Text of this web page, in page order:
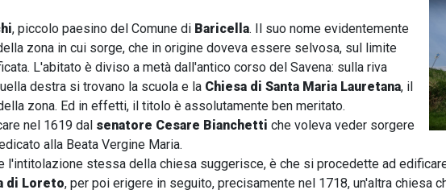
, piccolo paesino del Comune di Baricella. Il suo nome evidentemente
zona in cui sorge, che in origine doveva essere selvosa, sul limite
L'abitato è diviso a metà dall'antico corso del Savena: sulla riva
destra si trovano la scuola e la Chiesa di Santa Maria Lauretana, il
zona. Ed in effetti, il titolo è assolutamente ben meritato.
nel 1619 dal senatore Cesare Bianchetti che voleva veder sorgere
alla Beata Vergine Maria.
l'intitolazione stessa della chiesa suggerisce, è che si procedette ad
di Loreto, per poi erigere in seguito, precisamente nel 1718, un'altra chiesa